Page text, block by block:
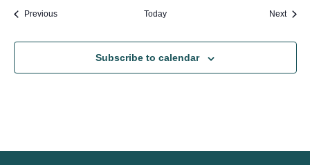
PreviousEvents Today Next
Subscribe to calendar